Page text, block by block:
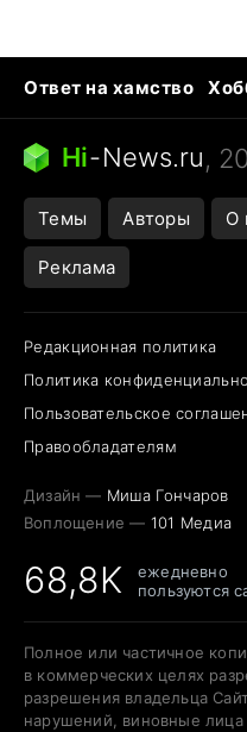
Ответ на хамство
Бензин 100 и 95
Следующая пандемия
Hi-News.ru,
Темы Авторы О
Реклама
Редакционная политика
Политика
Пользовательское
Правообладателям
Дизайн — Миша Гончаров
Воплощение — 101 Медиа
68,8K
ежедневно
пользуются
Полное или частичное
в коммерческих целях
разрешения владельца
нарушений, виновные